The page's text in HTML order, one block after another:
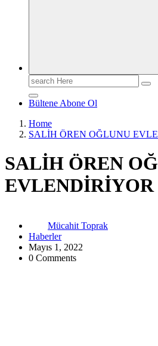
Search
for:
Bültene Abone Ol
Home
SALİH ÖREN OĞLUNU
SALİH ÖREN
EVLENDİRİYOR
Mücahit Toprak
Haberler
Mayıs 1, 2022
0 Comments